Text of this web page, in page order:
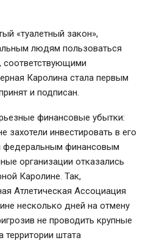
«туалетный закон»,
людям пользоваться
Каролина стала первым
и подписан.
финансовые убытки:
захотели инвестировать в его
федеральным финансовым
организации отказались
Каролине. Так,
Атлетическая Ассоциация
несколько дней на отмену
не проводить крупные
территории штата